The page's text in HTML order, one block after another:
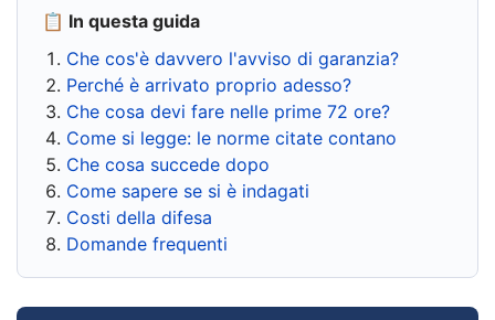
📋 In questa guida
Che cos'è davvero l'avviso di garanzia?
Perché è arrivato proprio adesso?
Che cosa devi fare nelle prime 72 ore?
Come si legge: le norme citate contano
Che cosa succede dopo
Come sapere se si è indagati
Costi della difesa
Domande frequenti